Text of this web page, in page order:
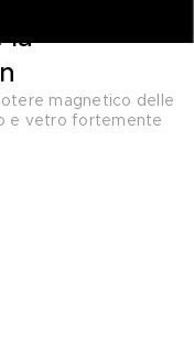
la
magnetico delle
e vetro fortemente